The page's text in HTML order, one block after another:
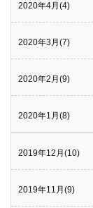
2020年4月(4)
2020年3月(7)
2020年2月(9)
2020年1月(8)
2019年12月(10)
2019年11月(9)